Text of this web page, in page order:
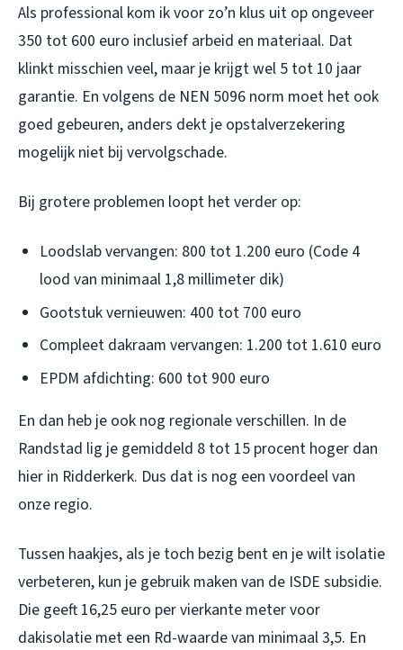
Als professional kom ik voor zo’n klus uit op ongeveer
350 tot 600 euro inclusief arbeid en materiaal. Dat
klinkt misschien veel, maar je krijgt wel 5 tot 10 jaar
garantie. En volgens de NEN 5096 norm moet het ook
goed gebeuren, anders dekt je opstalverzekering
mogelijk niet bij vervolgschade.
Bij grotere problemen loopt het verder op:
Loodslab vervangen: 800 tot 1.200 euro (Code 4
lood van minimaal 1,8 millimeter dik)
Gootstuk vernieuwen: 400 tot 700 euro
Compleet dakraam vervangen: 1.200 tot 1.610 euro
EPDM afdichting: 600 tot 900 euro
En dan heb je ook nog regionale verschillen. In de
Randstad lig je gemiddeld 8 tot 15 procent hoger dan
hier in Ridderkerk. Dus dat is nog een voordeel van
onze regio.
Tussen haakjes, als je toch bezig bent en je wilt isolatie
verbeteren, kun je gebruik maken van de ISDE subsidie.
Die geeft 16,25 euro per vierkante meter voor
dakisolatie met een Rd-waarde van minimaal 3,5. En